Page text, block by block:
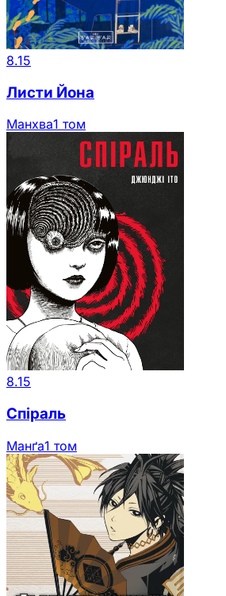
8.15
Листи Йона
Манхва1 том
8.15
Спіраль
Манґа1 том